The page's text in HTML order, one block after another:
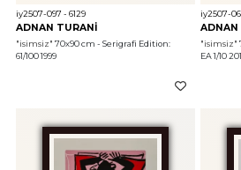
iy2507-097 - 6129
ADNAN TURANİ
"isimsiz" 70x90 cm - Serigrafi Edition:
61/100 1999
iy2507-
ADNAN
"isimsiz"
EA 1/10